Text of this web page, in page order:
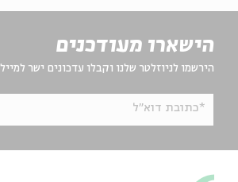
הישארו מעודכנים
הירשמו לניוזלטר שלנו וקבלו עדכונים ישר למייל
*כתובת דוא"ל